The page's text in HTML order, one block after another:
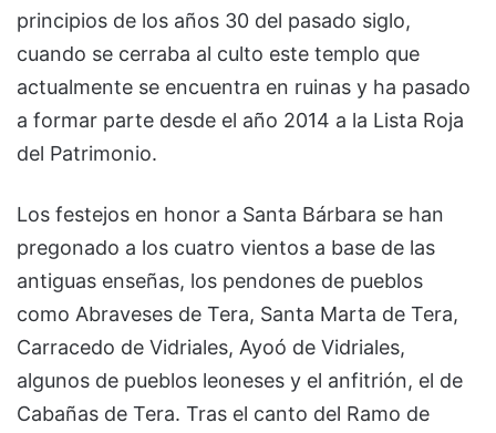
principios de los años 30 del pasado siglo,
cuando se cerraba al culto este templo que
actualmente se encuentra en ruinas y ha pasado
a formar parte desde el año 2014 a la Lista Roja
del Patrimonio.
Los festejos en honor a Santa Bárbara se han
pregonado a los cuatro vientos a base de las
antiguas enseñas, los pendones de pueblos
como Abraveses de Tera, Santa Marta de Tera,
Carracedo de Vidriales, Ayoó de Vidriales,
algunos de pueblos leoneses y el anfitrión, el de
Cabañas de Tera. Tras el canto del Ramo de